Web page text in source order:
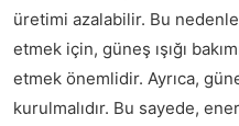
üretimi azalabilir. Bu
etmek için, güneş ışığı
etmek önemlidir. Ayrıca,
kurulmalıdır. Bu sayede,